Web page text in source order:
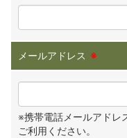
メールアドレス ※
※携帯電話メールアドレ
ご利用ください。